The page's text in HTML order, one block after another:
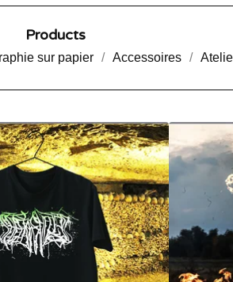
Products
sur papier Accessoires